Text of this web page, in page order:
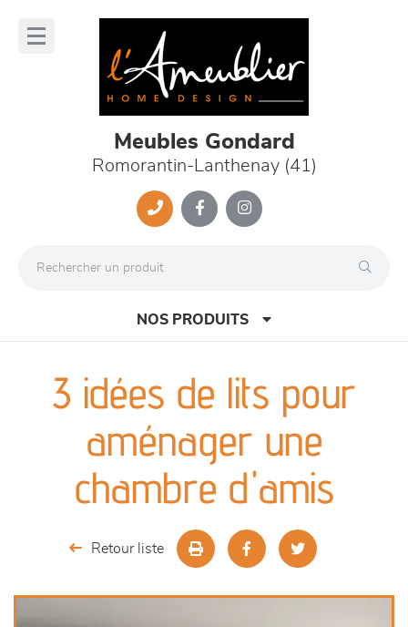
Meubles Gondard
Romorantin-Lanthenay (41)
NOS PRODUITS
canapés et fauteuils
chambres et dressing
3 idées de lits pour
aménager une
chambre d'amis
Retour liste